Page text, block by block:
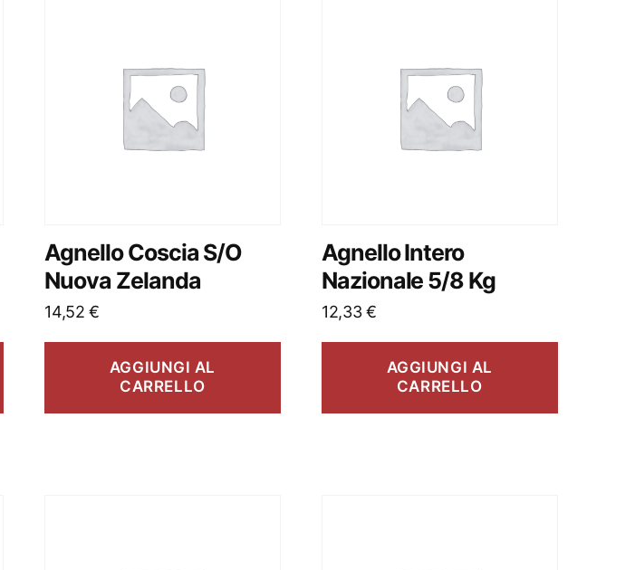
Agnello Coscia S/O
Nuova Zelanda
14,52€
AGGIUNGI AL
CARRELLO
Agnello Intero
Nazionale 5/8 Kg
12,33€
AGGIUNGI AL
CARRELLO